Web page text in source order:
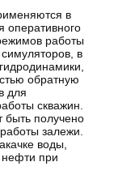
в
оперативного
работы
в
обратную
для
скважин.
быть получено
залежи.
воды,
нефти при